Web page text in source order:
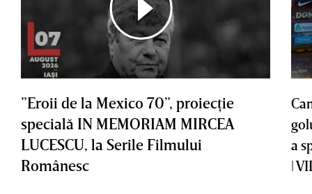
”Eroii de la Mexico 70”, proiecţie
specială IN MEMORIAM MIRCEA
LUCESCU, la Serile Filmului
Românesc
a
|